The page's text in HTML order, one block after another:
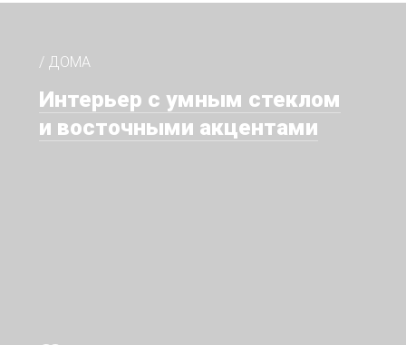
/ ДОМА
Интерьер с умным стеклом
и восточными акцентами